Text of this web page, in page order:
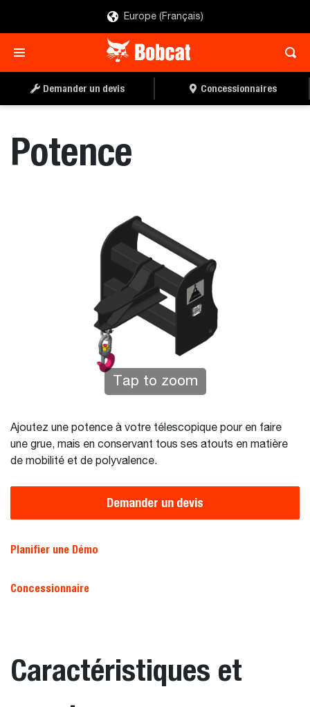
Europe (Français)
Demander un devis Concessionnaires
Potence
Tap to zoom
Ajoutez une potence à votre télescopique pour en faire
une grue, mais en conservant tous ses atouts en matière
de mobilité et de polyvalence.
Demander un devis
Planifier une Démo
Concessionnaire
Caractéristiques et
DEMANDER UN DEVIS
TROUVER UN